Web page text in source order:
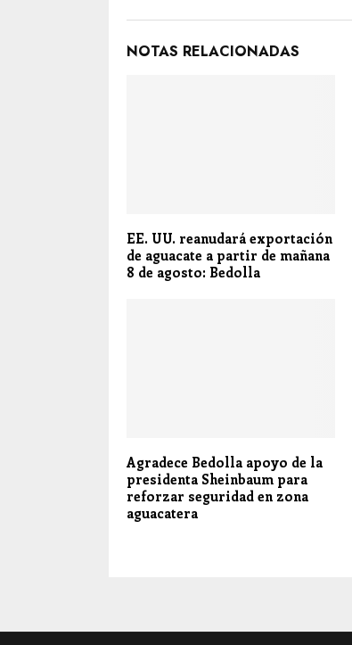
NOTAS RELACIONADAS
EE. UU. reanudará exportación
de aguacate a partir de mañana
8 de agosto: Bedolla
Agradece Bedolla apoyo de la
presidenta Sheinbaum para
reforzar seguridad en zona
aguacatera